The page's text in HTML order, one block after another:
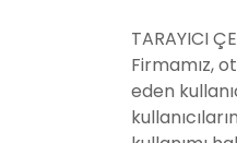
TARAYICI
Firmamız,
eden